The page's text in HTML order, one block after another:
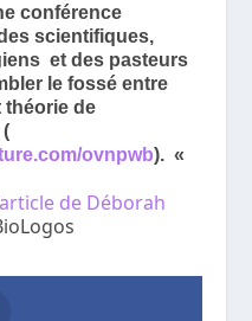
conférence
scientifiques,
et des pasteurs
le fossé entre
théorie de
(
ovnpwb). «
de Déborah